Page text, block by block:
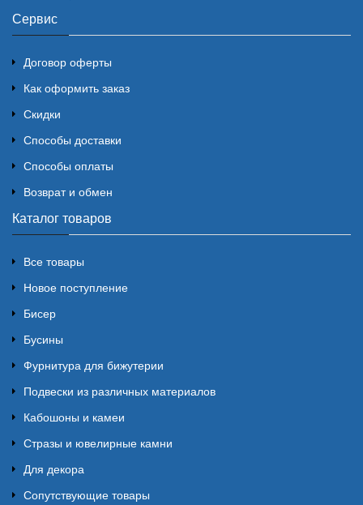
Сервис
Договор оферты
Как оформить заказ
Скидки
Способы доставки
Способы оплаты
Возврат и обмен
Каталог товаров
Все товары
Новое поступление
Бисер
Бусины
Фурнитура для бижутерии
Подвески из различных материалов
Кабошоны и камеи
Стразы и ювелирные камни
Для декора
Сопутствующие товары